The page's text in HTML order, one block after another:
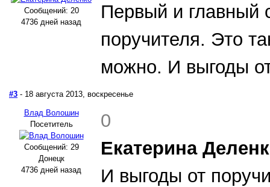
Сообщений: 20
4736 дней назад
Первый и главный
поручителя. Это
можно. И выгоды
#3 - 18 августа 2013, воскресенье
Влад Волошин
Посетитель
Сообщений: 29
Донецк
4736 дней назад
0
Екатерина
И выгоды от